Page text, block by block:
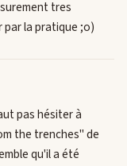
tres
la pratique ;o)
pas hésiter à
the trenches" de
qu'il a été